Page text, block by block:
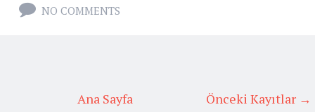
NO COMMENTS
Önceki Kayıtlar →
Ana Sayfa